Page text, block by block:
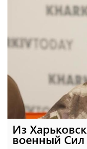
Из
военный Сил